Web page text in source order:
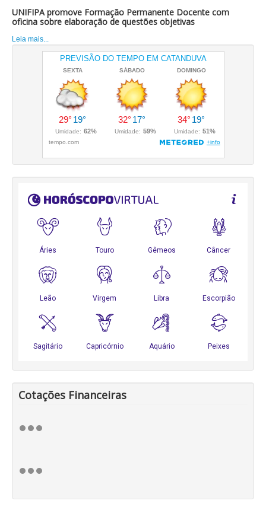
UNIFIPA promove Formação Permanente Docente com
oficina sobre elaboração de questões objetivas
Leia mais...
Cotações Financeiras